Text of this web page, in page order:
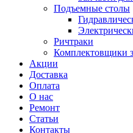
Подъемные столы
Ричтраки
Комплектовщики
Акции
Доставка
Оплата
О нас
Ремонт
Статьи
Контакты